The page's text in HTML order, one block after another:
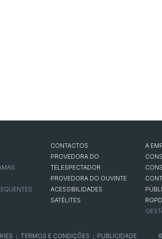
CONTACTOS
PROVEDORA DO
TELESPECTADOR
PROVEDORA DO OUVINTE
ACESSIBILIDADES
SATÉLITES
A
RGPD
TERMOS E CONDIÇÕES PUBLICIDADE